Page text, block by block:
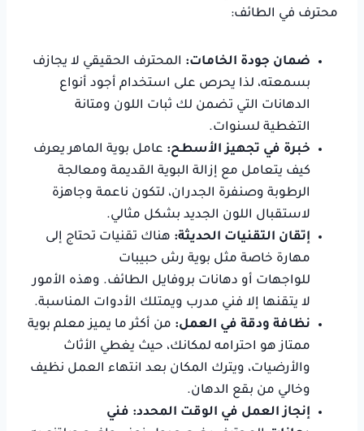
محترف في الطائف:
ضمان جودة الخامات: المحترف الحقيقي لا يجازف
بسمعته، لذا يحرص على استخدام أجود أنواع
الدهانات التي تضمن لك ثبات اللون ومتانة
التغطية لسنوات.
خبرة في تجهيز الأسطح: عامل بوية الماهر يعرف
كيف يتعامل مع إزالة البوية القديمة ومعالجة
الرطوبة وصنفرة الجدران، لتكون ناعمة وجاهزة
لاستقبال اللون الجديد بشكل مثالي.
إتقان التقنيات الحديثة: هناك تقنيات تحتاج إلى
مهارة خاصة مثل بوية رش حبيبات
للواجهات أو دهانات بروفايل الطائف. وهذه الأمور
لا يتقنها إلا فني مدرب ويمتلك الأدوات المناسبة.
نظافة ودقة في العمل: من أكثر ما يميز معلم بوية
ممتاز هو احترامه لمكانك، حيث يغطي الأثاث
والأرضيات، ويترك المكان بعد انتهاء العمل نظيف
وخالي من بقع الدهان.
إنجاز العمل في الوقت المحدد: فني